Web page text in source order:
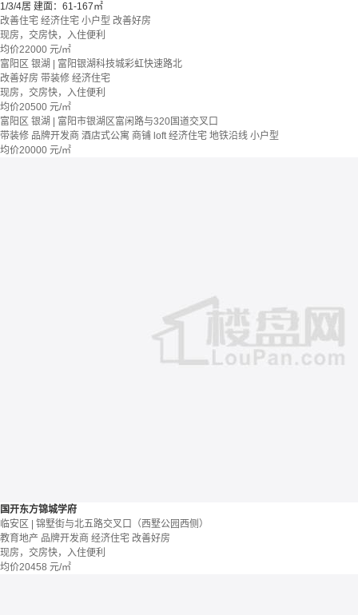
1/3/4居 建面：61-167㎡
改善住宅 经济住宅 小户型 改善好房
现房，交房快，入住便利
均价22000 元/㎡
富阳区 银湖 | 富阳银湖科技城彩虹快速路北
改善好房 带装修 经济住宅
现房，交房快，入住便利
均价20500 元/㎡
富阳区 银湖 | 富阳市银湖区富闲路与320国道交叉口
带装修 品牌开发商 酒店式公寓 商铺 loft 经济住宅 地铁沿线 小户型
均价20000 元/㎡
国开东方锦城学府
临安区 | 锦墅街与北五路交叉口（西墅公园西侧）
教育地产 品牌开发商 经济住宅 改善好房
现房，交房快，入住便利
均价20458 元/㎡